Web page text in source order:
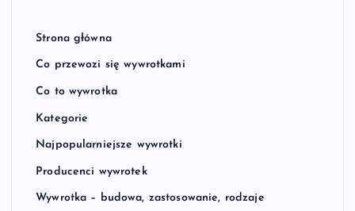
Strona główna
Co przewozi się wywrotkami
Co to wywrotka
Kategorie
Najpopularniejsze wywrotki
Producenci wywrotek
Wywrotka – budowa, zastosowanie, rodzaje